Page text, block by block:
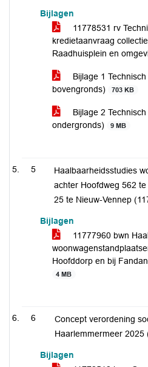
Bijlagen
11778531 rv
kredietaanvraag
Raadhuisplein en
Bijlage 1
bovengronds)
703 KB
Bijlage 2
ondergronds)
9 MB
5
Haalbaarheidsstudies
achter Hoofdweg 562
25 te Nieuw-Vennep
Bijlagen
11777960 bwn
Hoofddorp en bij
4 MB
6
Concept verordening
Haarlemmermeer 2025
Bijlagen